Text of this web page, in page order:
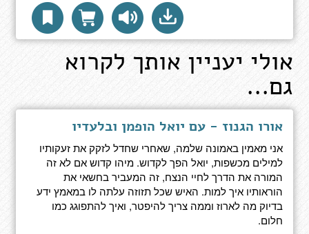
אולי יעניין אותך לקרוא
גם...
אורו הגנוז - עם יואל הופמן ובלעדיו
אני מאמין באמונה שלמה, שאחרי שחדל לזקק את זעקותיו
למילים מכשפות, יואל הפך לקדוש. מיהו קדוש אם לא זה
המורה את הדרך לחיי הנצח, זה המעביר בחשאי את
הוראותיו איך למות. האיש שכל תזוזה עלתה לו במאמץ ידע
בדיוק מה לארוז וממה צריך להיפטר, ואיך להתפוגג כמו
חלום.